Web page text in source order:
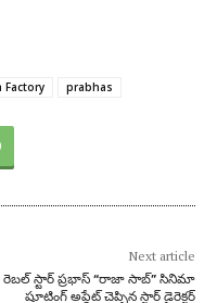
Factory prabhas
Next article
రెబల్ స్టార్ ప్రభాస్ “రాజా సాబ్” సినిమా
షూటింగ్ అప్డేట్ చెప్పిన స్టార్ డైరెక్టర్